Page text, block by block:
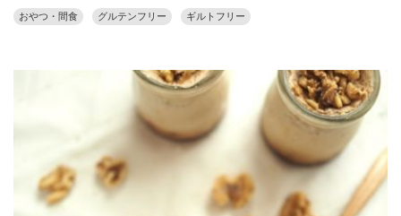
おやつ・間食 グルテンフリー ギルトフリー